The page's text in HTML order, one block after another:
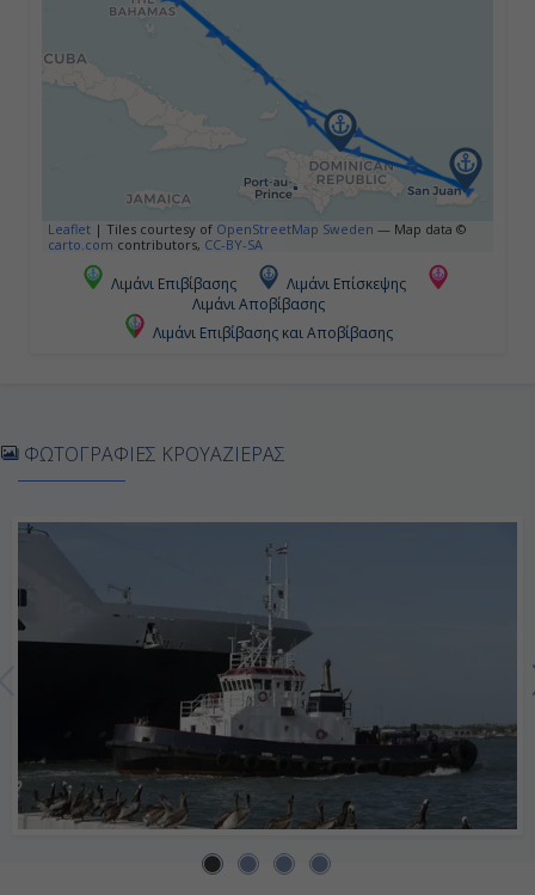
Πουέρτο Πλάτα, Δομινικανή
Δημοκρατία
10:00
18:00
-
Ημέρα 8η
Πορτ Κανάβεραλ - Ορλάντο, Η.Π.Α.
Leaflet | Tiles courtesy of OpenStreetMap Sweden — Map data ©
carto.com contributors, CC-BY-SA
Λιμάνι Επιβίβασης
Λιμάνι Επίσκεψης
Λιμάνι Αποβίβασης
Λιμάνι Επιβίβασης και Αποβίβασης
ΦΩΤΟΓΡΑΦΙΕΣ ΚΡΟΥΑΖΙΕΡΑΣ